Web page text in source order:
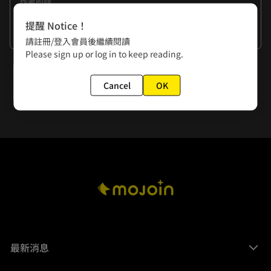
我當學生的那個年代，高等教育並沒有那麼多元化，不像現在
都有漫畫系了呢！不過估計當時即使有漫畫系，我也讀不了
吧。「餓死」大概是所有父母對以畫畫為職業最大的成見。我
也是在成為漫畫家10年後，媽媽發現我沒餓死，才默許的。~
看更多
離人坡(三)
最新消息
提醒 Notice！
請註冊/登入會員後繼續閱讀
Please sign up or log in to keep reading.
Cancel OK